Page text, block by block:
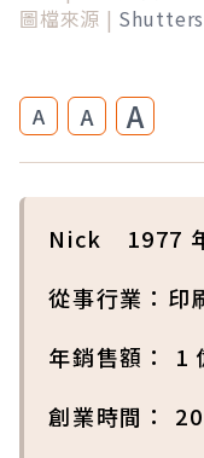
圖檔來源 |
A A A
Nick 1977
從事行業：印
年銷售額： 1
創業時間：